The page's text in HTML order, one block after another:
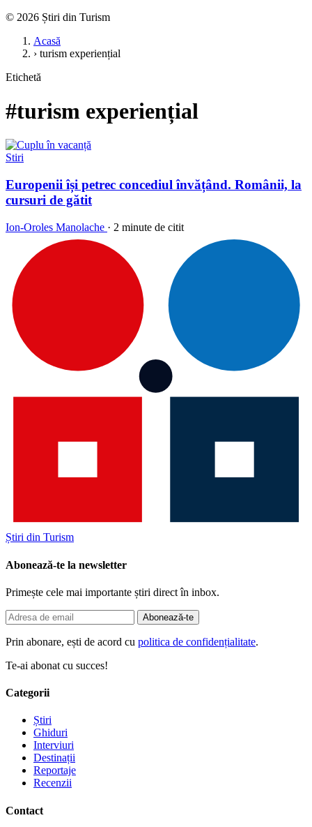
© 2026 Știri din Turism
Acasă
› turism experiențial
Etichetă
#turism experiențial
Stiri
Europenii își petrec concediul învățând. Românii, la
cursuri de gătit
Ion-Oroles Manolache · 2 minute de citit
Știri din Turism
Abonează-te la newsletter
Primește cele mai importante știri direct în inbox.
Abonează-te
Prin abonare, ești de acord cu politica de confidențialitate.
Te-ai abonat cu succes!
Categorii
Știri
Ghiduri
Interviuri
Destinații
Reportaje
Recenzii
Contact